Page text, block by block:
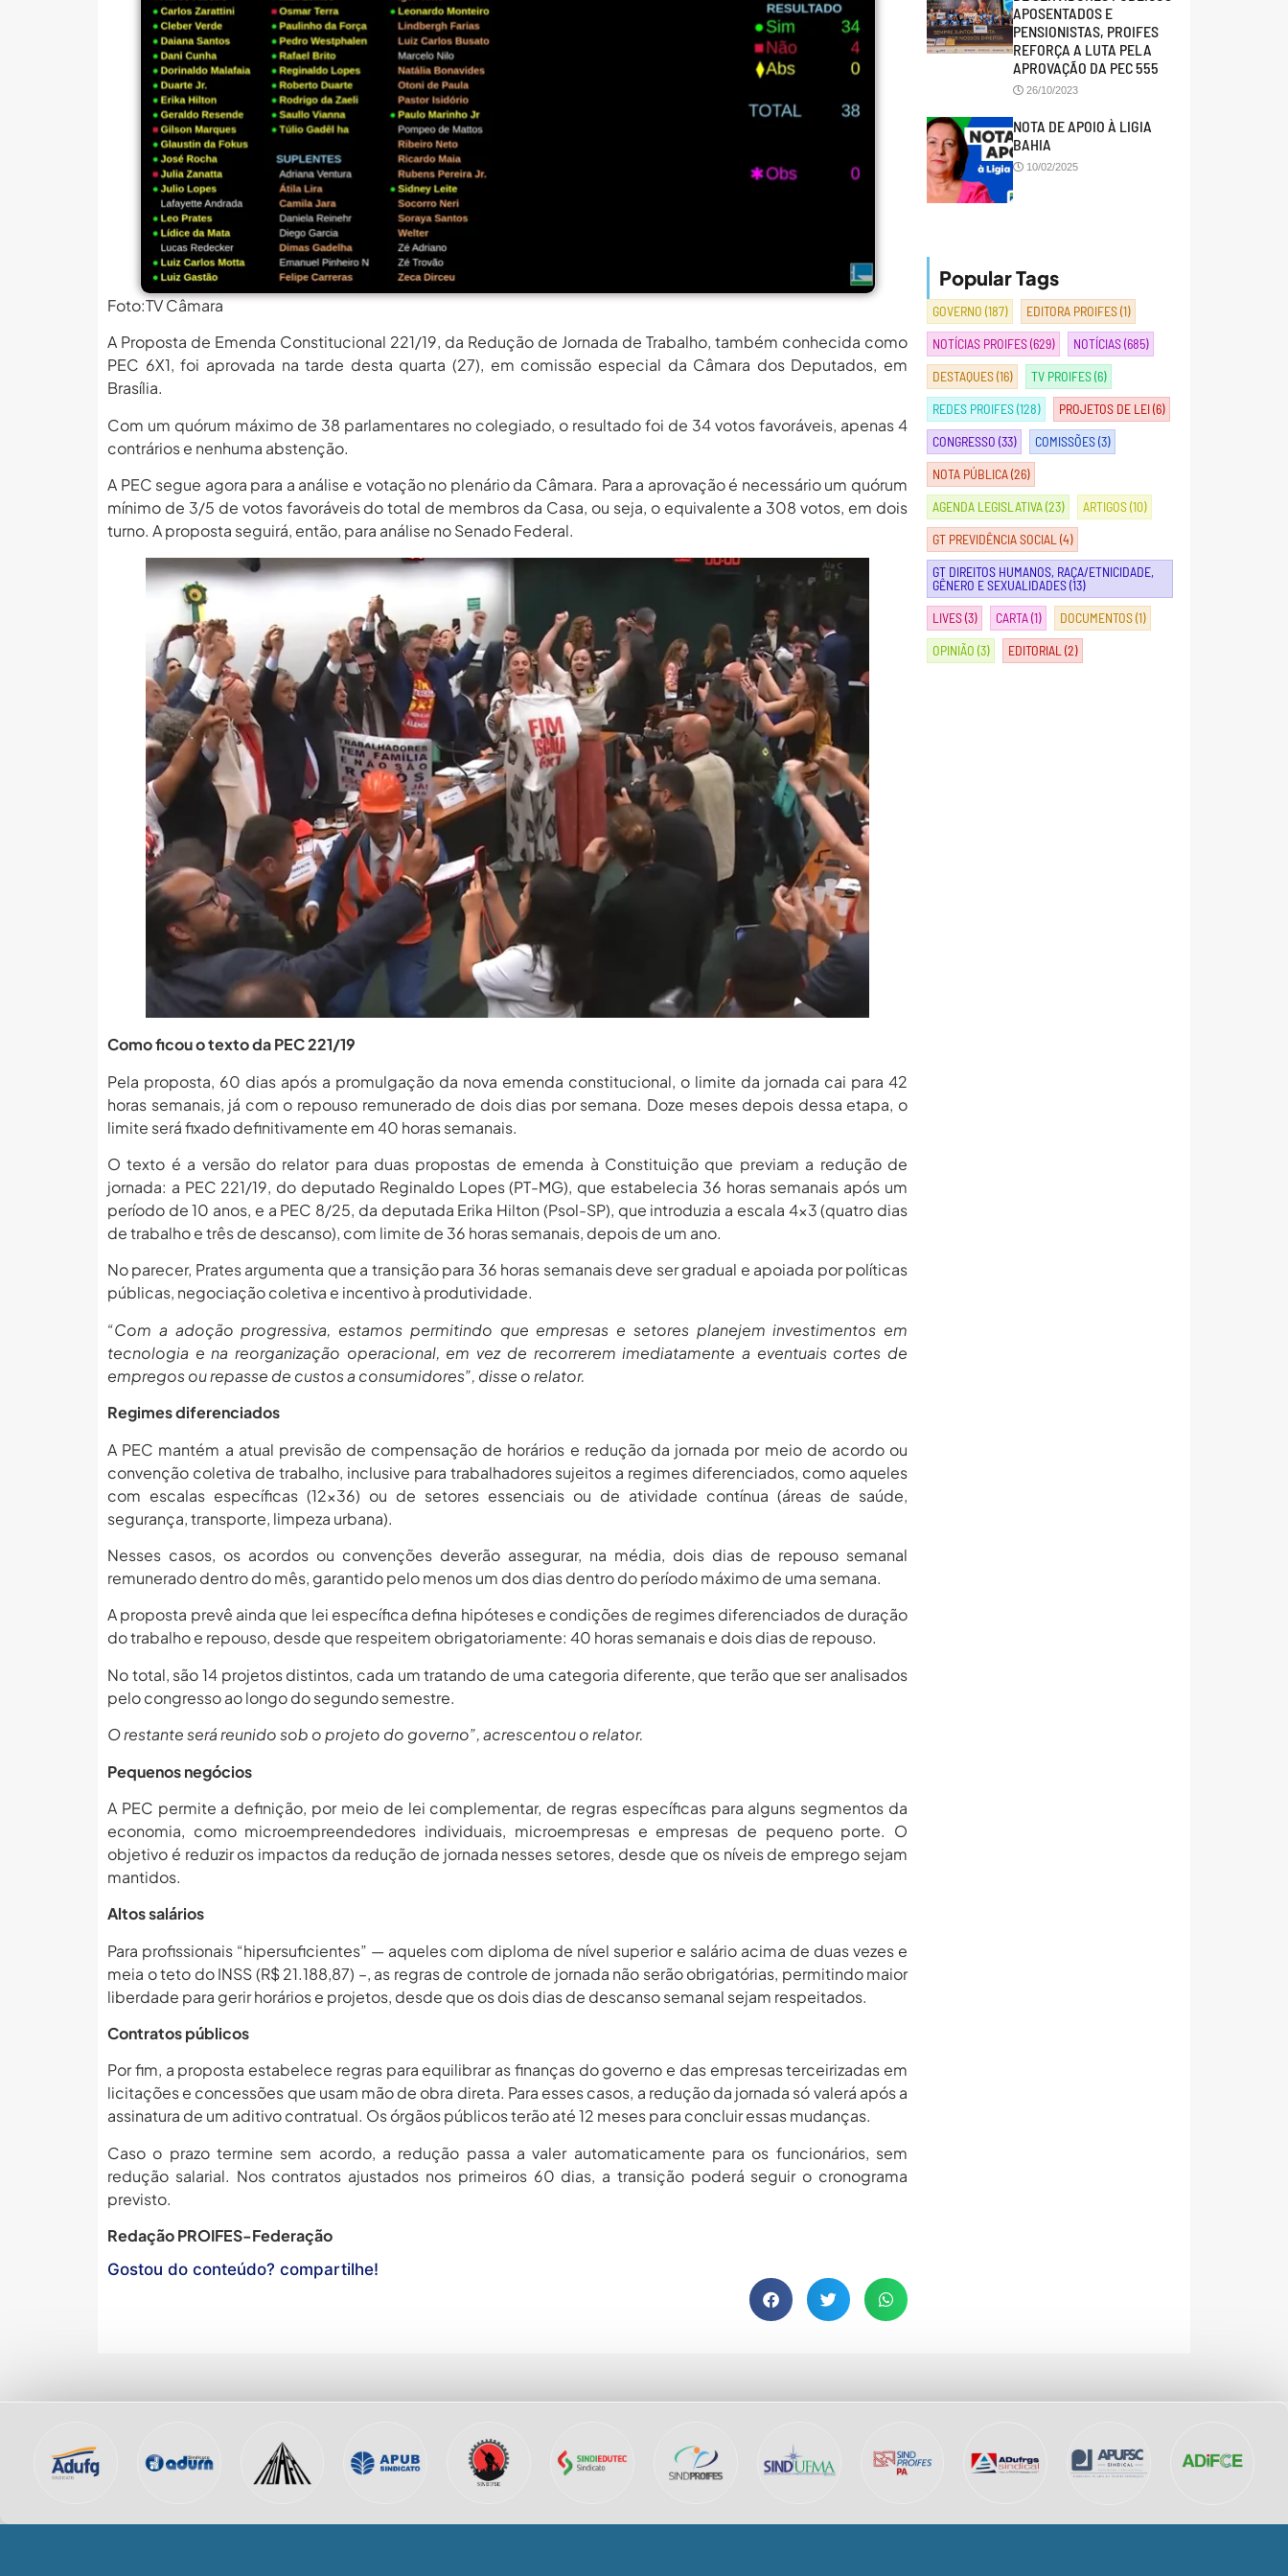
MEC Autoriza 937 Novos Cargos Em Institutos Federais...
Balanço Da 78ª SBPC: Na Primeira Participação, PROIFES...
6 De Agosto: Dia Nacional Dos Profissionais De...
PROIFES Celebra Os 58 Anos Da APUB...
MEC Autoriza 937 Novos Cargos Em Institutos Federais...
Balanço Da 78ª SBPC: Na Primeira Participação, PROIFES...
6 De Agosto: Dia Nacional Dos Profissionais De...
PROIFES Celebra Os 58 Anos Da APUB...
MEC Autoriza 937 Novos Cargos Em Institutos Federais...
Foto:TV Câmara
A Proposta de Emenda Constitucional 221/19, da Redução de Jornada de Trabalho, também conhecida como
PEC 6X1, foi aprovada na tarde desta quarta (27), em comissão especial da Câmara dos Deputados, em
Brasília.
Com um quórum máximo de 38 parlamentares no colegiado, o resultado foi de 34 votos favoráveis, apenas 4
contrários e nenhuma abstenção.
A PEC segue agora para a análise e votação no plenário da Câmara. Para a aprovação é necessário um quórum
mínimo de 3/5 de votos favoráveis do total de membros da Casa, ou seja, o equivalente a 308 votos, em dois
turno. A proposta seguirá, então, para análise no Senado Federal.
Como ficou o texto da PEC 221/19
Pela proposta, 60 dias após a promulgação da nova emenda constitucional, o limite da jornada cai para 42
horas semanais, já com o repouso remunerado de dois dias por semana. Doze meses depois dessa etapa, o
limite será fixado definitivamente em 40 horas semanais.
O texto é a versão do relator para duas propostas de emenda à Constituição que previam a redução de
jornada: a PEC 221/19, do deputado Reginaldo Lopes (PT-MG), que estabelecia 36 horas semanais após um
período de 10 anos, e a PEC 8/25, da deputada Erika Hilton (Psol-SP), que introduzia a escala 4×3 (quatro dias
de trabalho e três de descanso), com limite de 36 horas semanais, depois de um ano.
No parecer, Prates argumenta que a transição para 36 horas semanais deve ser gradual e apoiada por políticas
públicas, negociação coletiva e incentivo à produtividade.
“Com a adoção progressiva, estamos permitindo que empresas e setores planejem investimentos em
tecnologia e na reorganização operacional, em vez de recorrerem imediatamente a eventuais cortes de
empregos ou repasse de custos a consumidores”, disse o relator.
Regimes diferenciados
A PEC mantém a atual previsão de compensação de horários e redução da jornada por meio de acordo ou
convenção coletiva de trabalho, inclusive para trabalhadores sujeitos a regimes diferenciados, como aqueles
com escalas específicas (12×36) ou de setores essenciais ou de atividade contínua (áreas de saúde,
segurança, transporte, limpeza urbana).
Nesses casos, os acordos ou convenções deverão assegurar, na média, dois dias de repouso semanal
remunerado dentro do mês, garantido pelo menos um dos dias dentro do período máximo de uma semana.
A proposta prevê ainda que lei específica defina hipóteses e condições de regimes diferenciados de duração
do trabalho e repouso, desde que respeitem obrigatoriamente: 40 horas semanais e dois dias de repouso.
No total, são 14 projetos distintos, cada um tratando de uma categoria diferente, que terão que ser analisados
pelo congresso ao longo do segundo semestre.
O restante será reunido sob o projeto do governo”, acrescentou o relator.
Pequenos negócios
A PEC permite a definição, por meio de lei complementar, de regras específicas para alguns segmentos da
economia, como microempreendedores individuais, microempresas e empresas de pequeno porte. O
objetivo é reduzir os impactos da redução de jornada nesses setores, desde que os níveis de emprego sejam
mantidos.
Altos salários
Para profissionais “hipersuficientes” — aqueles com diploma de nível superior e salário acima de duas vezes e
meia o teto do INSS (R$ 21.188,87) –, as regras de controle de jornada não serão obrigatórias, permitindo maior
liberdade para gerir horários e projetos, desde que os dois dias de descanso semanal sejam respeitados.
Contratos públicos
Por fim, a proposta estabelece regras para equilibrar as finanças do governo e das empresas terceirizadas em
licitações e concessões que usam mão de obra direta. Para esses casos, a redução da jornada só valerá após a
assinatura de um aditivo contratual. Os órgãos públicos terão até 12 meses para concluir essas mudanças.
Caso o prazo termine sem acordo, a redução passa a valer automaticamente para os funcionários, sem
redução salarial. Nos contratos ajustados nos primeiros 60 dias, a transição poderá seguir o cronograma
previsto.
Redação PROIFES-Federação
Gostou do conteúdo? compartilhe!
APOSENTADOS E
PENSIONISTAS, PROIFES
REFORÇA A LUTA PELA
APROVAÇÃO DA PEC 555
26/10/2023
NOTA DE APOIO À LIGIA
BAHIA
10/02/2025
Popular Tags
GOVERNO (187) EDITORA PROIFES(1)
NOTÍCIAS PROIFES(629) NOTÍCIAS(685)
DESTAQUES(16) TV PROIFES(6)
REDES PROIFES(128) PROJETOS DE LEI(6)
CONGRESSO (33) COMISSÕES(3)
NOTA PÚBLICA(26)
AGENDA LEGISLATIVA(23) ARTIGOS(10)
GT PREVIDÊNCIA SOCIAL (4)
GT DIREITOS HUMANOS, RAÇA/ETNICIDADE,
GÊNERO E SEXUALIDADES(13)
LIVES(3) CARTA(1) DOCUMENTOS(1)
OPINIÃO (3) EDITORIAL (2)